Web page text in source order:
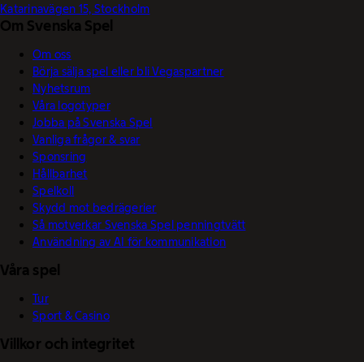
Katarinavägen 15, Stockholm
Om Svenska Spel
Om oss
Börja sälja spel eller bli Vegaspartner
Nyhetsrum
Våra logotyper
Jobba på Svenska Spel
Vanliga frågor & svar
Sponsring
Hållbarhet
Spelkoll
Skydd mot bedrägerier
Så motverkar Svenska Spel penningtvätt
Användning av AI för kommunikation
Våra spel
Tur
Sport & Casino
Villkor och integritet